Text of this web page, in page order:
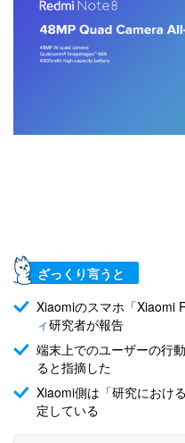
ざっくり言うと
Xiaomiのスマホ「Xiaomi
ィ研究者が報告
端末上でのユーザーの行
ると指摘した
Xiaomi側は「研究におけ
定している